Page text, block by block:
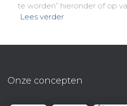
te worden” hieronder of op
Lees verder
Onze concepten